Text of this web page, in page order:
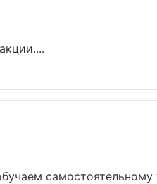
самостоятельному